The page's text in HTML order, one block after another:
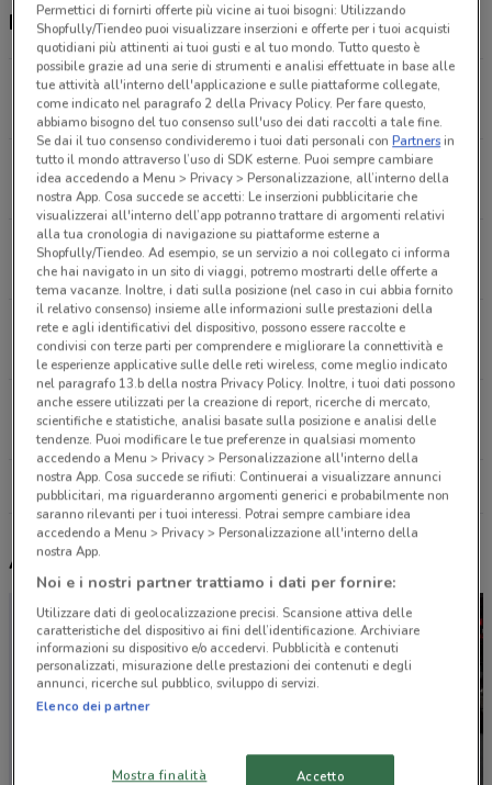
Negozi e orari Iperceramica
Traversa Andolfi, 45 Torre Annunziata
4.9 km
APERTO
Via Circumvallazione Esterna di Napoli, 11 Casoria
25.4 km
Via Circonvallazione Esterna, 11 Casoria
25.4 km
CHIUSO
Via San Leonardo, 106 Salerno
27.6 km
Via San Leonardo, 106 Salerno
27.6 km
CHIUSO
Tutti i negozi Iperceramica
Altri volantini nelle vicinanze
Permettici di fornirti offerte più vicine ai tuoi bisogni: Utilizzando
Shopfully/Tiendeo puoi visualizzare inserzioni e offerte per i tuoi acquisti
quotidiani più attinenti ai tuoi gusti e al tuo mondo. Tutto questo è
possibile grazie ad una serie di strumenti e analisi effettuate in base alle
tue attività all'interno dell'applicazione e sulle piattaforme collegate,
come indicato nel paragrafo 2 della Privacy Policy. Per fare questo,
abbiamo bisogno del tuo consenso sull'uso dei dati raccolti a tale fine.
Se dai il tuo consenso condivideremo i tuoi dati personali conPartnersin
tutto il mondo attraverso l’uso di SDK esterne. Puoi sempre cambiare
idea accedendo a Menu > Privacy > Personalizzazione, all’interno della
nostra App. Cosa succede se accetti: Le inserzioni pubblicitarie che
visualizzerai all'interno dell’app potranno trattare di argomenti relativi
alla tua cronologia di navigazione su piattaforme esterne a
Shopfully/Tiendeo. Ad esempio, se un servizio a noi collegato ci informa
che hai navigato in un sito di viaggi, potremo mostrarti delle offerte a
tema vacanze. Inoltre, i dati sulla posizione (nel caso in cui abbia fornito
il relativo consenso) insieme alle informazioni sulle prestazioni della
rete e agli identificativi del dispositivo, possono essere raccolte e
condivisi con terze parti per comprendere e migliorare la connettività e
le esperienze applicative sulle delle reti wireless, come meglio indicato
nel paragrafo 13.b della nostra Privacy Policy. Inoltre, i tuoi dati possono
anche essere utilizzati per la creazione di report, ricerche di mercato,
scientifiche e statistiche, analisi basate sulla posizione e analisi delle
tendenze. Puoi modificare le tue preferenze in qualsiasi momento
accedendo a Menu > Privacy > Personalizzazione all'interno della
nostra App. Cosa succede se rifiuti: Continuerai a visualizzare annunci
pubblicitari, ma riguarderanno argomenti generici e probabilmente non
saranno rilevanti per i tuoi interessi. Potrai sempre cambiare idea
accedendo a Menu > Privacy > Personalizzazione all'interno della
nostra App.
Noi e i nostri partner trattiamo i dati per fornire:
Utilizzare dati di geolocalizzazione precisi. Scansione attiva delle
caratteristiche del dispositivo ai fini dell’identificazione. Archiviare
informazioni su dispositivo e/o accedervi. Pubblicità e contenuti
personalizzati, misurazione delle prestazioni dei contenuti e degli
annunci, ricerche sul pubblico, sviluppo di servizi.
Elenco dei partner
Mostra finalità Accetto